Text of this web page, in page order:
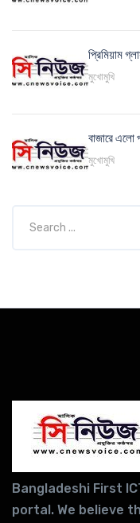
প্রিমিয়াম
মুখোমুখি
বাজারে এলো
মুখোমুখি
Bangladeshi First
portal. We believe